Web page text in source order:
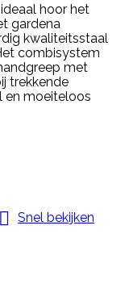
hoor het
gardena
kwaliteitsstaal
combisystem
met
trekkende
en moeiteloos
 Snel bekijken